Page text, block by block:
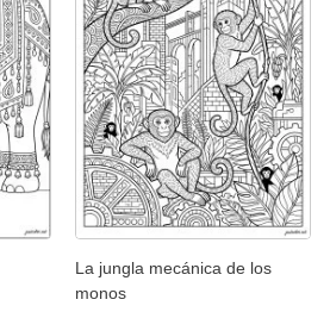
La jungla mecánica de los
monos